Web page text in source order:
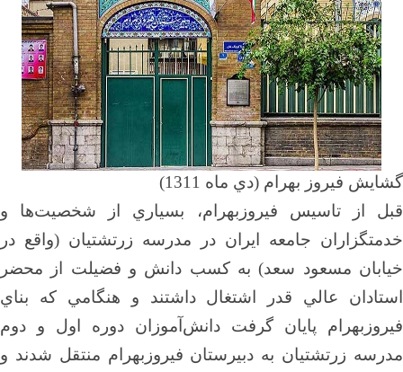
گشايش فيروز بهرام (دي ماه 131 1)
قبل از تاسيس فيروزبهرام، بسياري از شخصيت‌ها و
خدمتگزاران جامعه ايران در مدرسه زرتشتيان (واقع در
خيابان مسعود سعد) به كسب دانش و فضيلت از محضر
استادان عالي قدر اشتغال داشتند و هنگامي كه بناي
فيروزبهرام پايان گرفت دانش‌آموزان دوره اول و دوم
مدرسه زرتشتيان به دبيرستان فيروزبهرام منتقل شدند و